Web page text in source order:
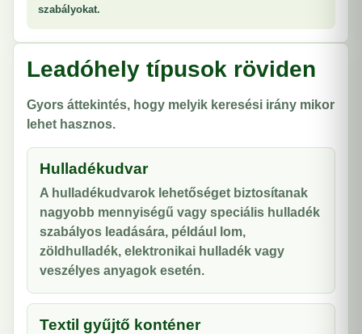
szabályokat.
Leadóhely típusok röviden
Gyors áttekintés, hogy melyik keresési irány mikor
lehet hasznos.
Hulladékudvar
A hulladékudvarok lehetőséget biztosítanak
nagyobb mennyiségű vagy speciális hulladék
szabályos leadására, például lom,
zöldhulladék, elektronikai hulladék vagy
veszélyes anyagok esetén.
Textil gyűjtő konténer